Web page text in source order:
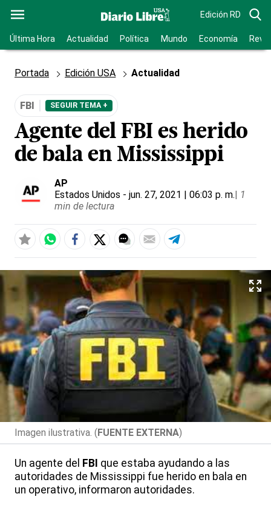
Edición RD
Última Hora Actualidad Política Mundo Economía
Portada Edición USA Actualidad
FBI SEGUIR TEMA +
Agente del FBI es herido
de bala en Mississippi
AP
Estados Unidos - jun. 27, 2021 | 06:03 p. m.| 1
min de lectura
Imagen ilustrativa. ( FUENTE EXTERNA)
Un agente del FBI que estaba ayudando a las
autoridades de Mississippi fue herido en bala en
un operativo, informaron autoridades.